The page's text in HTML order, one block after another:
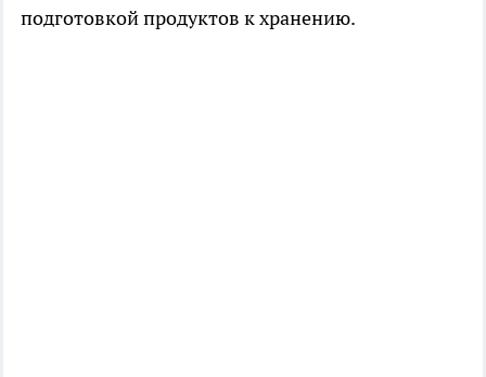
подготовкой продуктов к хранению.